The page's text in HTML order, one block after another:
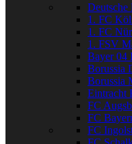
Deutsche
1. FC
1. FC
1. FSV
Bayer 04
Borussia
Borussia
Eintracht
FC
FC
FC